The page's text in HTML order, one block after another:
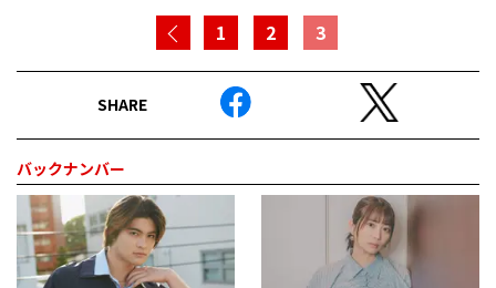
1 2 3
SHARE
バックナンバー